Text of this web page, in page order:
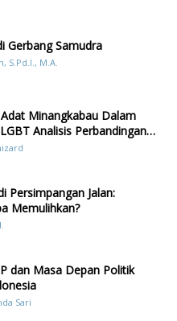
Gerbang Samudra
S.Pd.I., M.A.
Minangkabau Dalam
Analisis Perbandingan
Persimpangan Jalan:
Memulihkan?
dan Masa Depan Politik
Sari